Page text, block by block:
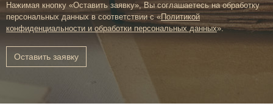
Нажимая кнопку «Оставить заявку», Вы соглашаетесь на обработку
персональных данных в соответствии с «Политикой
конфиденциальности и обработки персональных данных».
Оставить заявку